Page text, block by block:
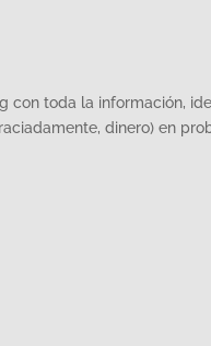
toda la información,
dinero) en